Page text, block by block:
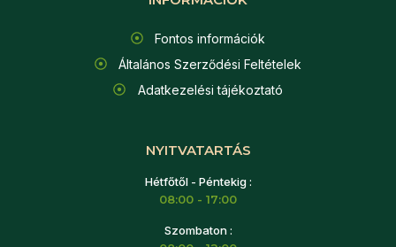
Fontos információk
Általános Szerződési Feltételek
Adatkezelési tájékoztató
NYITVATARTÁS
Hétfőtől - Péntekig :
08:00 - 17:00
Szombaton :